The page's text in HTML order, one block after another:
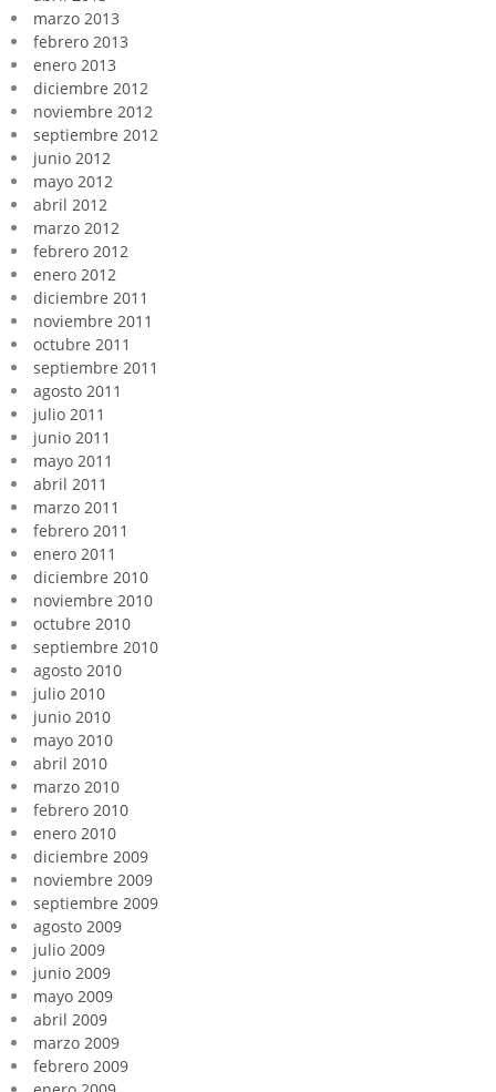
marzo 2013
febrero 2013
enero 2013
diciembre 2012
noviembre 2012
septiembre 2012
junio 2012
mayo 2012
abril 2012
marzo 2012
febrero 2012
enero 2012
diciembre 2011
noviembre 2011
octubre 2011
septiembre 2011
agosto 2011
julio 2011
junio 2011
mayo 2011
abril 2011
marzo 2011
febrero 2011
enero 2011
diciembre 2010
noviembre 2010
octubre 2010
septiembre 2010
agosto 2010
julio 2010
junio 2010
mayo 2010
abril 2010
marzo 2010
febrero 2010
enero 2010
diciembre 2009
noviembre 2009
septiembre 2009
agosto 2009
julio 2009
junio 2009
mayo 2009
abril 2009
marzo 2009
febrero 2009